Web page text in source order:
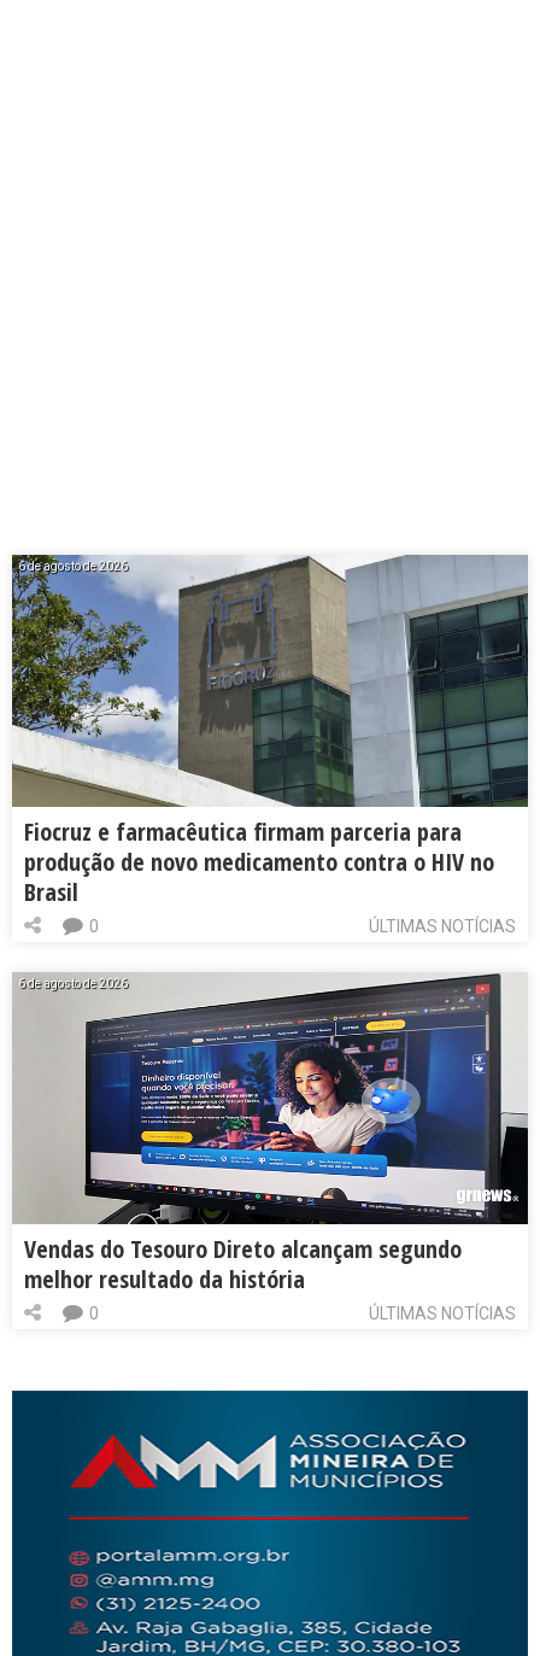
6 de agosto de 2026
Fiocruz e farmacêutica firmam parceria para
produção de novo medicamento contra o HIV no
Brasil
ÚLTIMAS NOTÍCIAS
0
6 de agosto de 2026
Vendas do Tesouro Direto alcançam segundo
melhor resultado da história
ÚLTIMAS NOTÍCIAS
0